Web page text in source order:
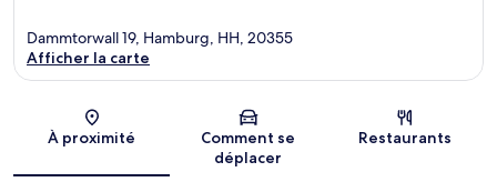
Carte
Dammtorwall 19, Hamburg, HH, 20355
Afficher la carte
À proximité
Comment se
déplacer
Restaurants